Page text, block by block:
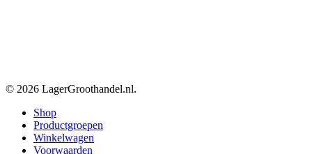
© 2026 LagerGroothandel.nl.
Close
Menu
Shop
Productgroepen
Winkelwagen
Voorwaarden